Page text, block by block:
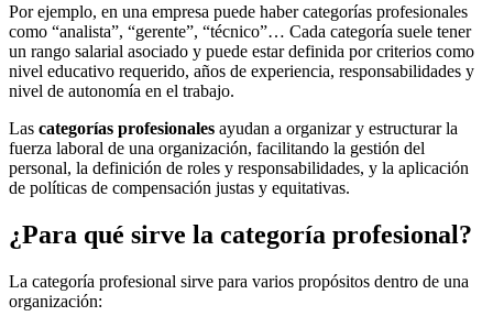
Por ejemplo, en una empresa puede haber categorías profesionales
como “analista”, “gerente”, “técnico”… Cada categoría suele tener
un rango salarial asociado y puede estar definida por criterios como
nivel educativo requerido, años de experiencia, responsabilidades y
nivel de autonomía en el trabajo.
Las categorías profesionales ayudan a organizar y estructurar la
fuerza laboral de una organización, facilitando la gestión del
personal, la definición de roles y responsabilidades, y la aplicación
de políticas de compensación justas y equitativas.
¿Para qué sirve la categoría profesional?
La categoría profesional sirve para varios propósitos dentro de una
organización: